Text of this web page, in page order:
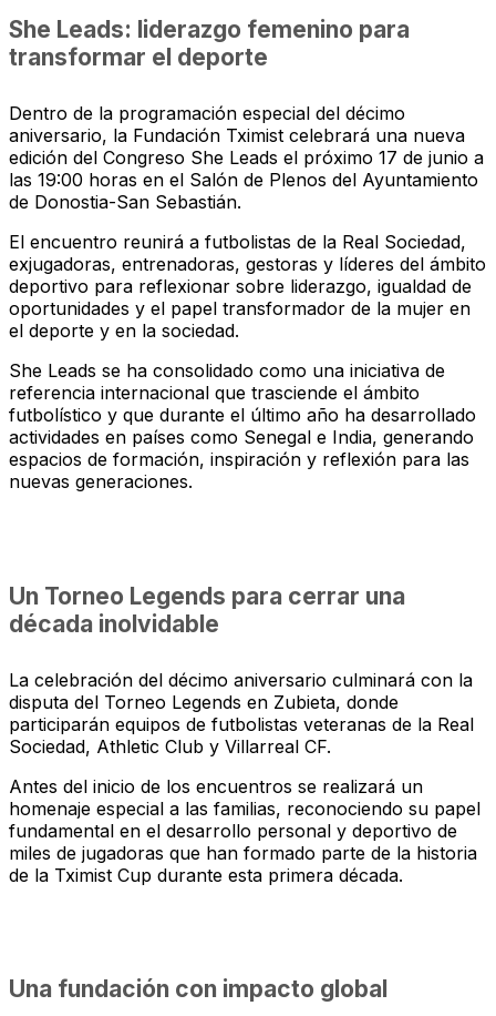
She Leads: liderazgo femenino para
transformar el deporte
Dentro de la programación especial del décimo
aniversario, la Fundación Tximist celebrará una nueva
edición del Congreso She Leads el próximo 17 de junio a
las 19:00 horas en el Salón de Plenos del Ayuntamiento
de Donostia-San Sebastián.
El encuentro reunirá a futbolistas de la Real Sociedad,
exjugadoras, entrenadoras, gestoras y líderes del ámbito
deportivo para reflexionar sobre liderazgo, igualdad de
oportunidades y el papel transformador de la mujer en
el deporte y en la sociedad.
She Leads se ha consolidado como una iniciativa de
referencia internacional que trasciende el ámbito
futbolístico y que durante el último año ha desarrollado
actividades en países como Senegal e India, generando
espacios de formación, inspiración y reflexión para las
nuevas generaciones.
Un Torneo Legends para cerrar una
década inolvidable
La celebración del décimo aniversario culminará con la
disputa del Torneo Legends en Zubieta, donde
participarán equipos de futbolistas veteranas de la Real
Sociedad, Athletic Club y Villarreal CF.
Antes del inicio de los encuentros se realizará un
homenaje especial a las familias, reconociendo su papel
fundamental en el desarrollo personal y deportivo de
miles de jugadoras que han formado parte de la historia
de la Tximist Cup durante esta primera década.
Una fundación con impacto global